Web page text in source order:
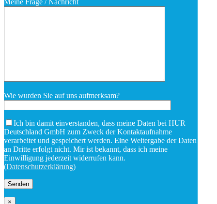
Meine Frage / Nachricht
Wie wurden Sie auf uns aufmerksam?
Ich bin damit einverstanden, dass meine Daten bei HUR
Deutschland GmbH zum Zweck der Kontaktaufnahme
verarbeitet und gespeichert werden. Eine Weitergabe der Daten
an Dritte erfolgt nicht. Mir ist bekannt, dass ich meine
Einwilligung jederzeit widerrufen kann.
(Datenschutzerklärung)
×